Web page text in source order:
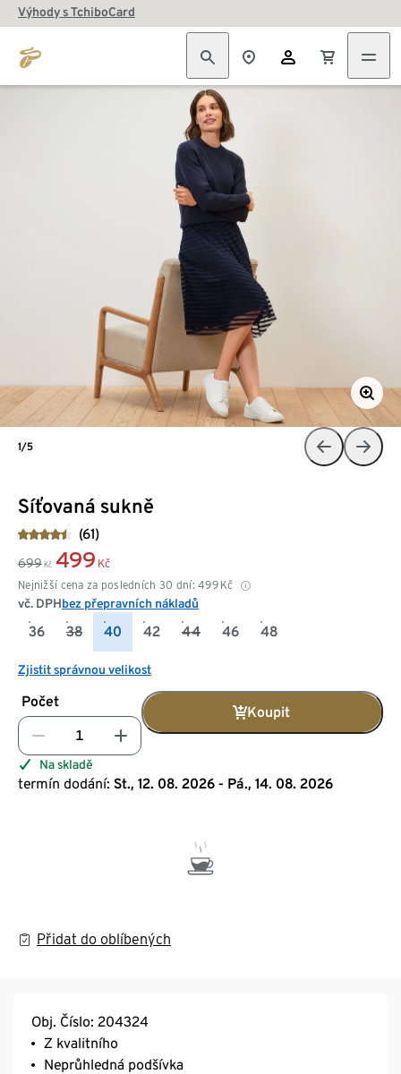
Výhody s TchiboCard
Síťovaná sukně
(61)
699 Kč 499 Kč
Nejnižší cena za posledních 30 dní: 499 Kč
vč. DPHbez přepravních nákladů
36 38 40 42 44 46 48
Zjistit správnou velikost
Počet
Koupit
Na skladě
termín dodání: St., 12. 08. 2026 - Pá., 14. 08. 2026
Přidat do oblíbených
1/5
Obj. Číslo: 204324
Z kvalitního
Neprůhledná podšívka